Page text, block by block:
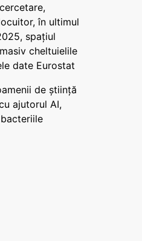
în ultimul
spațiul
cheltuielile
date Eurostat
de știință
ajutorul AI,